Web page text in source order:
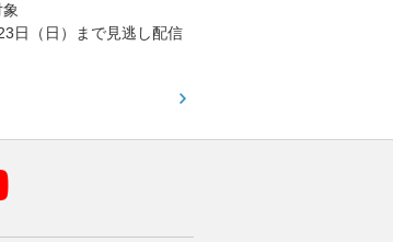
日（日）まで見逃し配信